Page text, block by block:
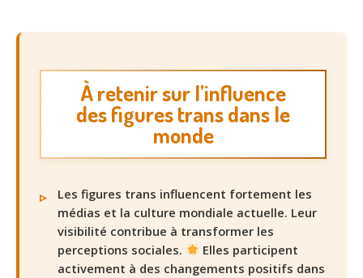
À retenir sur l’influence
des figures trans dans le
monde
Les figures trans influencent fortement les
médias et la culture mondiale actuelle. Leur
visibilité contribue à transformer les
perceptions sociales.
Elles participent
activement à des changements positifs dans